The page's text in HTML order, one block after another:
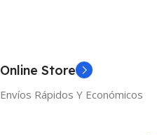
Online Store
Envíos Rápidos Y Económicos